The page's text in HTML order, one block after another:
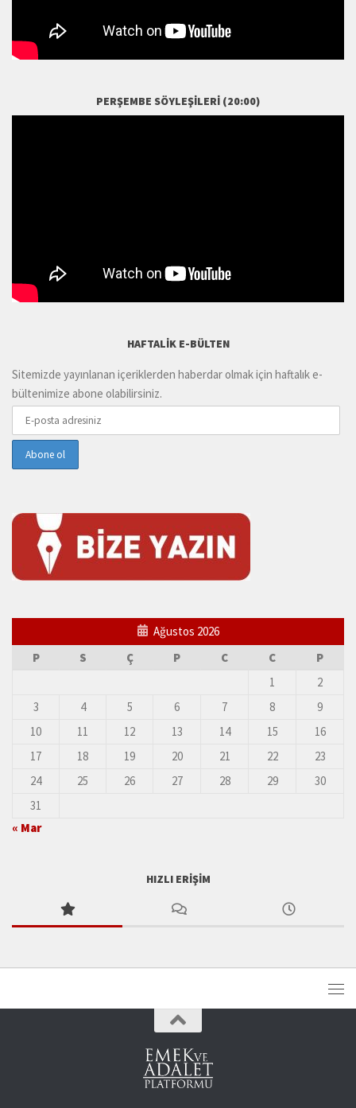
PERŞEMBE SÖYLEŞILERI (20:00)
HAFTALIK E-BÜLTEN
Sitemizde yayınlanan içeriklerden haberdar olmak için haftalık e-
bültenimize abone olabilirsiniz.
Ağustos 2026
P
S Ç P C C
P
1
2
3
4 5 6 7 8
9
10
11 12 13 14 15
16
17
18 19 20 21 22
23
24
25 26 27 28 29
30
31
« Mar
HIZLI ERIŞIM